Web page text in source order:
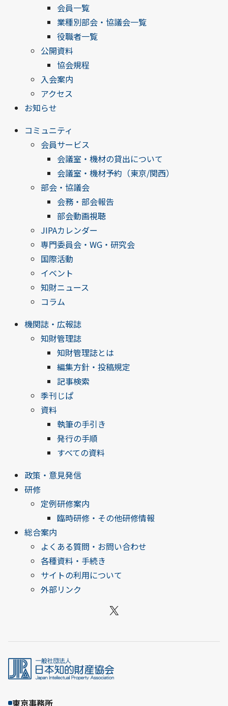
会員一覧
業種別部会・協議会一覧
役職者一覧
公開資料
協会規程
入会案内
アクセス
お知らせ
コミュニティ
会員サービス
会議室・機材の貸出について
会議室・機材予約（東京/関西）
部会・協議会
会務・部会報告
部会動画視聴
JIPAカレンダー
専門委員会・WG・研究会
国際活動
イベント
知財ニュース
コラム
機関誌・広報誌
知財管理誌
知財管理誌とは
編集方針・投稿規定
記事検索
季刊じぱ
資料
執筆の手引き
発行の手順
すべての資料
政策・意見発信
研修
定例研修案内
臨時研修・その他研修情報
総合案内
よくある質問・お問い合わせ
各種資料・手続き
サイトの利用について
外部リンク
X
東京事務所